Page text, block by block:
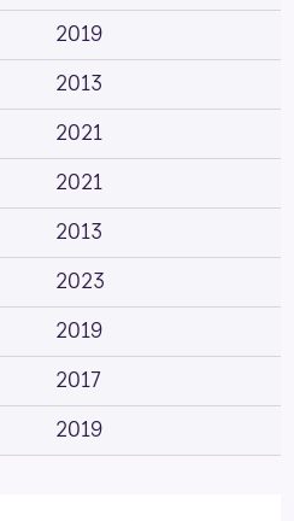
2019
2013
2021
2021
2013
2023
2019
2017
2019